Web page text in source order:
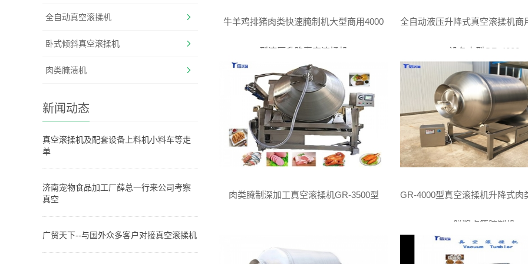
全自动真空滚揉机
卧式倾斜真空滚揉机
肉类腌渍机
新闻动态
真空滚揉机及配套设备上料机小料车等走
单
济南宠物食品加工厂薛总一行来公司考察
真空
广贸天下--与国外众多客户对接真空滚揉机
牛羊鸡排猪肉类快速腌制机大型商用4000
型液压升降真空滚揉机
全自动液压升降式真空滚揉机商
设备大型GR-4000
肉类腌制深加工真空滚揉机GR-3500型 GR-4000型真空滚揉机升降式肉
鲜酱卤等腌制机